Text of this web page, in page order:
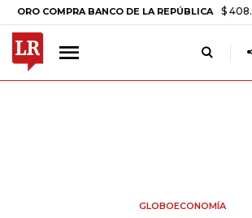
COMPRA BANCO DE LA REPÚBLICA $ 408.498,97
GLOBOECONOMÍA